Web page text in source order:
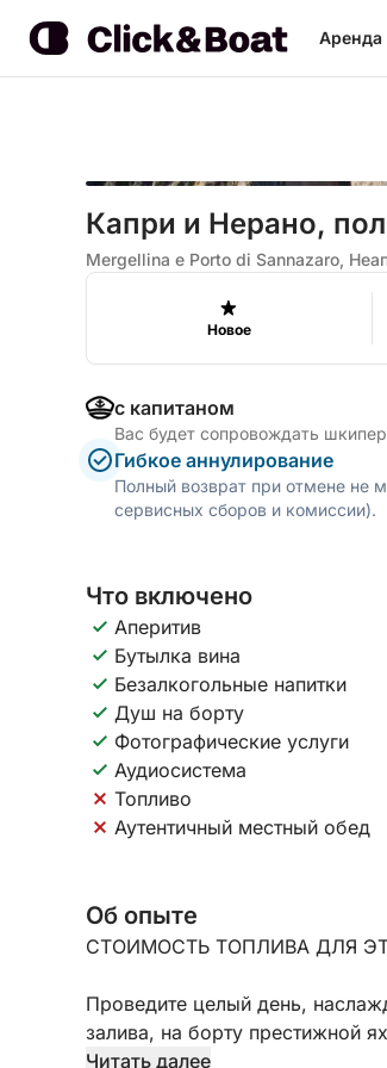
Аренда
Капри и Нерано,
Mergellina e Porto di Sannazaro,
Новое
с капитаном
Вас будет сопровождать
Гибкое аннулирование
Полный возврат при отмене не
сервисных сборов и комиссии).
Что включено
Аперитив
Бутылка вина
Безалкогольные напитки
Душ на борту
Фотографические услуги
Аудиосистема
Топливо
Аутентичный местный обед
Об опыте
СТОИМОСТЬ ТОПЛИВА ДЛЯ
Проведите целый день,
залива, на борту престижной
однодневная экскурсия
Читать далее